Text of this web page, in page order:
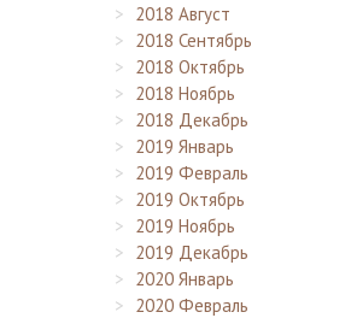
2018 Август
2018 Сентябрь
2018 Октябрь
2018 Ноябрь
2018 Декабрь
2019 Январь
2019 Февраль
2019 Октябрь
2019 Ноябрь
2019 Декабрь
2020 Январь
2020 Февраль